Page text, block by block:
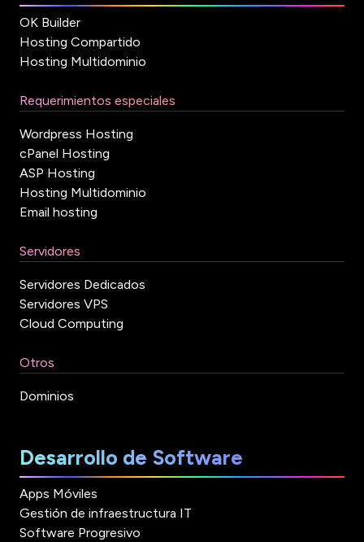
OK Builder
Hosting Compartido
Hosting Multidominio
Requerimientos especiales
Wordpress Hosting
cPanel Hosting
ASP Hosting
Hosting Multidominio
Email hosting
Servidores
Servidores Dedicados
Servidores VPS
Cloud Computing
Otros
Dominios
Desarrollo de Software
Apps Móviles
Gestión de infraestructura IT
Software Progresivo